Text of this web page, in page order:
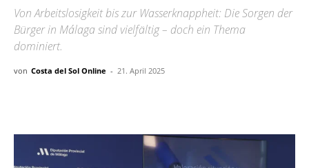
Von Arbeitslosigkeit bis zur Wasserknappheit: Die Sorgen der
Bürger in Málaga sind vielfältig – doch ein Thema
dominiert.
von Costa del Sol Online - 21. April 2025